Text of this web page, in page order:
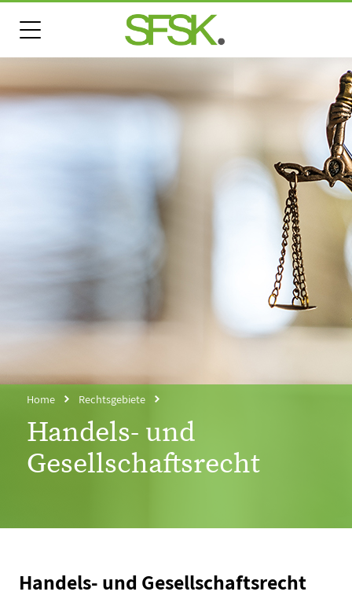
Home Rechtsgebiete
Handels- und
Gesellschaftsrecht
Handels- und Gesellschaftsrecht